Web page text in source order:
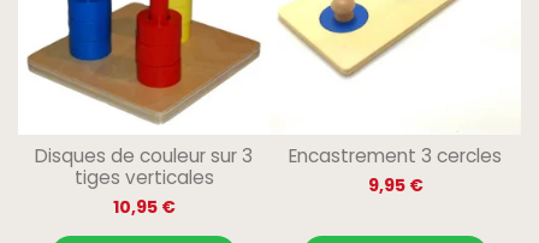
Disques de couleur sur 3
tiges verticales
10,95 €
Encastrement 3 cercles
9,95 €